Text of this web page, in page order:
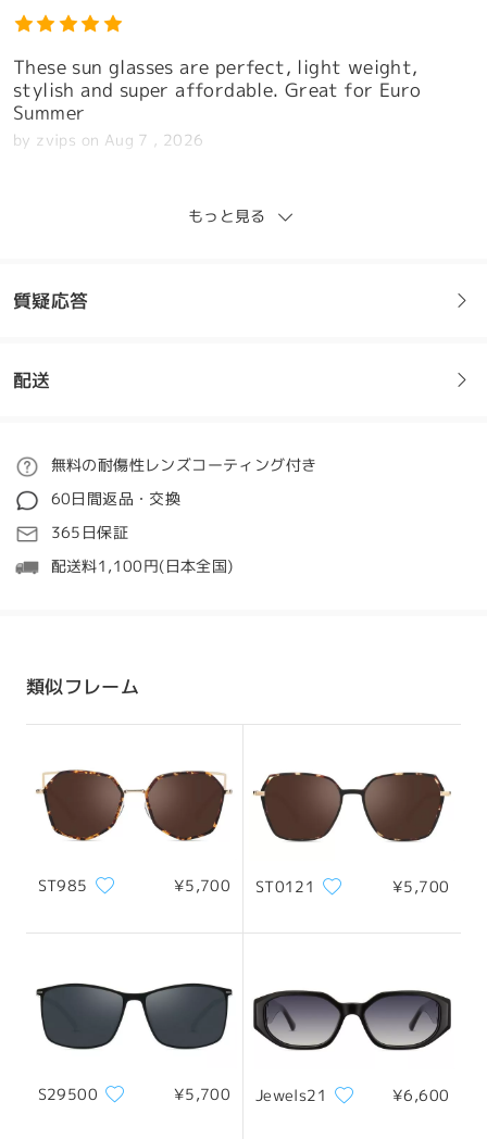
These sun glasses are perfect, light weight,
stylish and super affordable. Great for Euro
Summer
by zvips on Aug 7 , 2026
First time ordering from Firmoo and I am really
pleased with the service and prices. So much so I
by Rebecca
全てのレビューを読む
もっと見る
質疑応答
フレームについてご質問がある場合は、以下からお問い合わせく
質問する
配送
ご注文
処理時間
5-7営業日
詳細
配送時間
配送
無料の耐傷性レンズコーティング付き
60日間返品・交換
365日保証
配送料1,100円(日本全国)
類似フレーム
ST985 ¥5,700 ST0121 ¥5,700
S29500 ¥5,700 Jewels21 ¥6,600